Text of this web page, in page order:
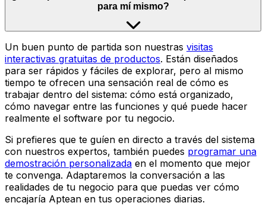
para mí mismo?
Un buen punto de partida son nuestras visitas
interactivas gratuitas de productos. Están diseñados
para ser rápidos y fáciles de explorar, pero al mismo
tiempo te ofrecen una sensación real de cómo es
trabajar dentro del sistema: cómo está organizado,
cómo navegar entre las funciones y qué puede hacer
realmente el software por tu negocio.
Si prefieres que te guíen en directo a través del sistema
con nuestros expertos, también puedes programar una
demostración personalizada en el momento que mejor
te convenga. Adaptaremos la conversación a las
realidades de tu negocio para que puedas ver cómo
encajaría Aptean en tus operaciones diarias.